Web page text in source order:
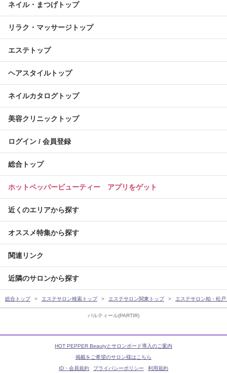
パルティール(PARTIR)
ネイル・まつげトップ
リラク・マッサージトップ
エステトップ
ヘアスタイルトップ
ネイルカタログトップ
美容クリニックトップ
ログイン / 会員登録
総合トップ
ホットペッパービューティー アプリをゲット
近くのエリアから探す
オススメ特集から探す
関連リンク
近隣のサロンから探す
総合トップ エステサロン検索トップ エステサロン関東トップ エステサロン柏・松
HOT PEPPER Beautyとサロンボード導入のご案内
掲載をご希望のサロン様はこちら
ID・会員規約
プライバシーポリシー 利用規約